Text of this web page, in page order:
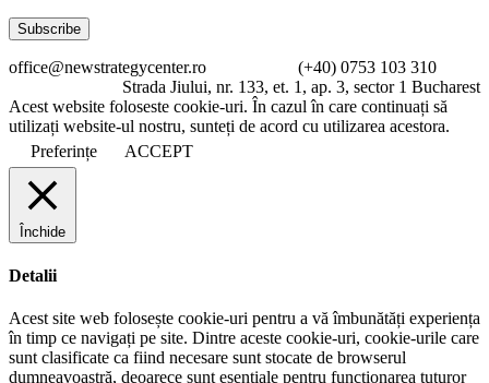
office@newstrategycenter.ro (+40) 0753 103 310
Strada Jiului, nr. 133, et. 1, ap. 3, sector 1 Bucharest
Acest website foloseste cookie-uri. În cazul în care continuați să
utilizați website-ul nostru, sunteți de acord cu utilizarea acestora.
Preferințe
ACCEPT
Închide
Detalii
Acest site web folosește cookie-uri pentru a vă îmbunătăți experiența
în timp ce navigați pe site. Dintre aceste cookie-uri, cookie-urile care
sunt clasificate ca fiind necesare sunt stocate de browserul
dumneavoastră, deoarece sunt esențiale pentru funcționarea tuturor